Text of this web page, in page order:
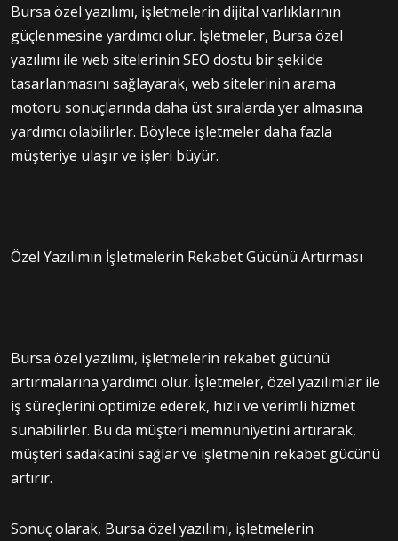
Bursa özel yazılımı, işletmelerin dijital varlıklarının
güçlenmesine yardımcı olur. İşletmeler, Bursa özel
yazılımı ile web sitelerinin SEO dostu bir şekilde
tasarlanmasını sağlayarak, web sitelerinin arama
motoru sonuçlarında daha üst sıralarda yer almasına
yardımcı olabilirler. Böylece işletmeler daha fazla
müşteriye ulaşır ve işleri büyür.
Özel Yazılımın İşletmelerin Rekabet Gücünü Artırması
Bursa özel yazılımı, işletmelerin rekabet gücünü
artırmalarına yardımcı olur. İşletmeler, özel yazılımlar ile
iş süreçlerini optimize ederek, hızlı ve verimli hizmet
sunabilirler. Bu da müşteri memnuniyetini artırarak,
müşteri sadakatini sağlar ve işletmenin rekabet gücünü
artırır.
Sonuç olarak, Bursa özel yazılımı, işletmelerin